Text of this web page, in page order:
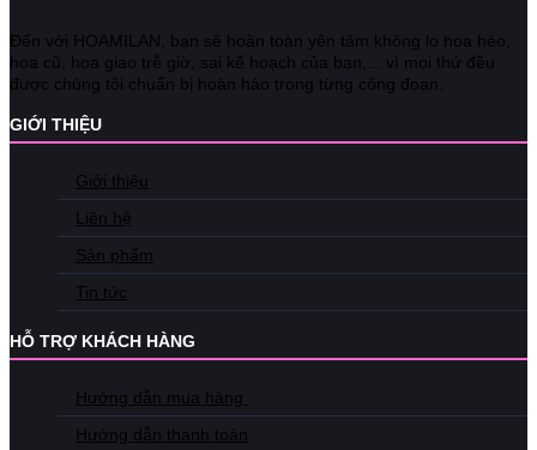
Đến với HOAMILAN, bạn sẽ hoàn toàn yên tâm không lo hoa héo,
hoa cũ, hoa giao trễ giờ, sai kế hoạch của bạn,... vì mọi thứ đều
được chúng tôi chuẩn bị hoàn hảo trong từng công đoạn.
GIỚI THIỆU
Giới thiệu
Liên hệ
Sản phẩm
Tin tức
HỖ TRỢ KHÁCH HÀNG
Hướng dẫn mua hàng
Hướng dẫn thanh toán